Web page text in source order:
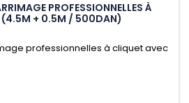
PROFESSIONNELLES À
(4.5M + 0.5M / 500DAN)
professionnelles à cliquet avec
+ 0.5M / 500daN), simple et rapide
et de sécuriser vos